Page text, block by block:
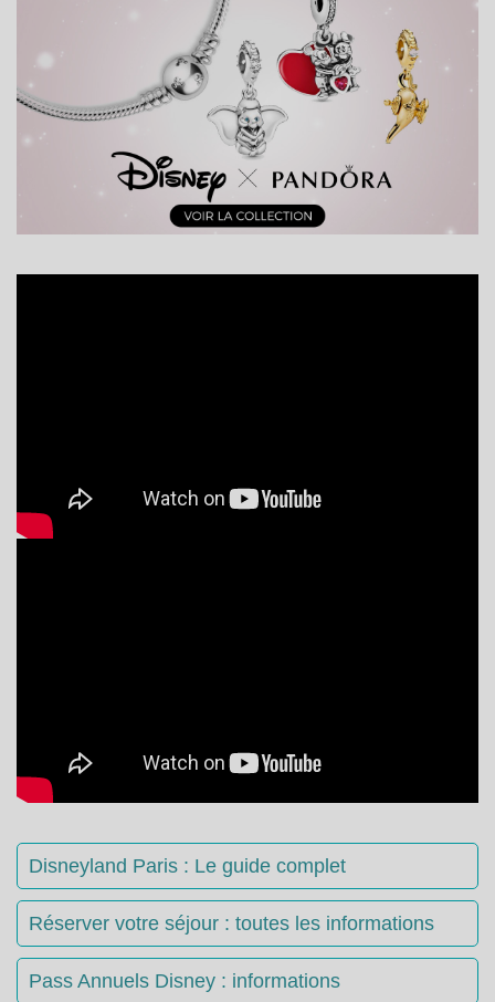
Disneyland Paris : Le guide complet
Réserver votre séjour : toutes les informations
Pass Annuels Disney : informations